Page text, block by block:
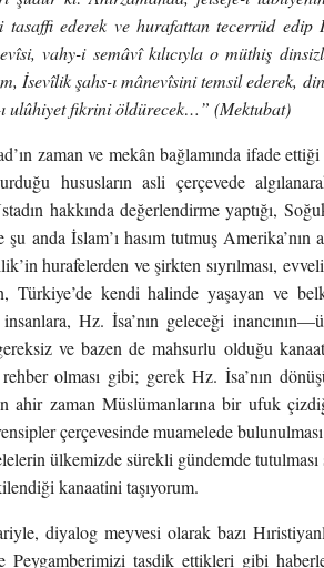
tasaffi ederek ve hurafattan tecerrüd edip
vahy-i semâvî kılıcıyla o müthiş
İsevîlik şahs-ı mânevîsini temsil ederek,
ulûhiyet fikrini öldürecek…” (Mektubat)
zaman ve mekân bağlamında ifade
hususların asli çerçevede
hakkında değerlendirme yaptığı,
anda İslam’ı hasım tutmuş
hurafelerden ve şirkten sıyrılması,
Türkiye’de kendi halinde yaşayan ve
Hz. İsa’nın geleceği
ve bazen de mahsurlu olduğu
olması gibi; gerek Hz. İsa’nın
ahir zaman Müslümanlarına bir ufuk
çerçevesinde muamelede
ülkemizde sürekli gündemde
kanaatini taşıyorum.
diyalog meyvesi olarak bazı
Peygamberimizi tasdik ettikleri gibi